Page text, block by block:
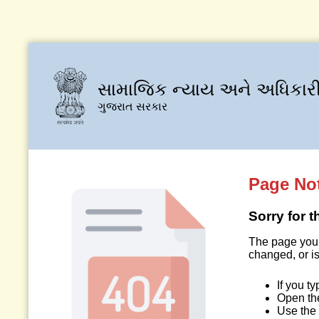
સામાજિક ન્યાય અને
ગુજરાત સરકાર
Page
Sorry for
The page
changed, or
If you
Open
Use